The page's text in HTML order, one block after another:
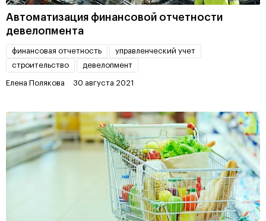
Автоматизация финансовой отчетности
девелопмента
финансовая отчетность
управленческий учет
строительство
девелопмент
Елена Полякова 30 августа 2021